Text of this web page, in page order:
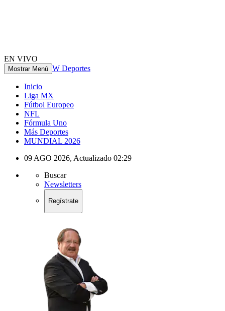
EN VIVO
Mostrar Menú W Deportes
Inicio
Liga MX
Fútbol Europeo
NFL
Fórmula Uno
Más Deportes
MUNDIAL 2026
09 AGO 2026, Actualizado 02:29
Buscar
Newsletters
Regístrate